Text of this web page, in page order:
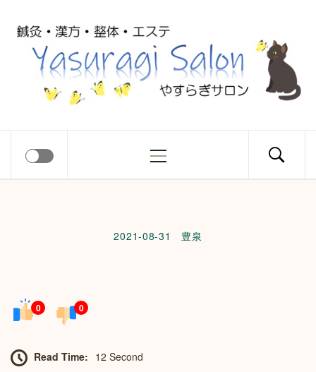
Yasuragi
Salon
イ
ュ
2021-08-31 豊泉
0 0
Read Time: 12 Second